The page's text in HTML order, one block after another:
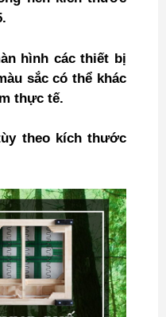
hình các thiết bị
sắc có thể khác
thực tế.
theo kích thước